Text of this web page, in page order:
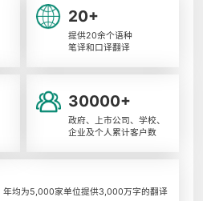
20+
提供20余个语种
笔译和口译翻译
30000+
政府、上市公司、学校、
企业及个人累计客户数
年均为5,000家单位提供3,000万字的翻译